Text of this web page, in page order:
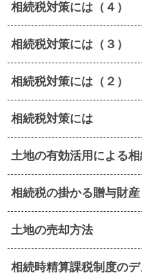
相続税対策には（４）
相続税対策には（３）
相続税対策には（２）
相続税対策には
土地の有効活用による相
相続税の掛かる贈与財産
土地の売却方法
相続時精算課税制度のデ